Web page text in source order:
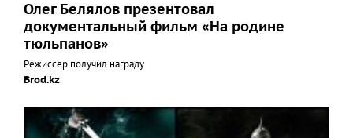
Олег Белялов презентовал
документальный фильм «На родине
тюльпанов»
Режиссер получил награду
Brod.kz